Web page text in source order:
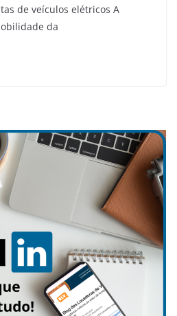
de veículos elétricos A
da